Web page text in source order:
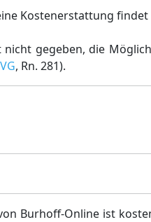
Kostenerstattung
gegeben, die
, Rn. 281).
Burhoff-Online ist